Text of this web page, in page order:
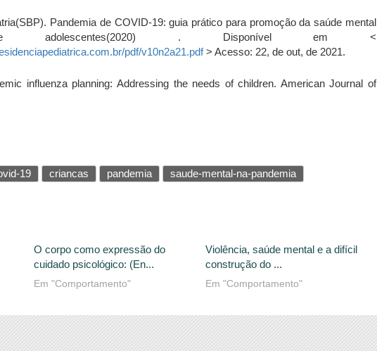
Pandemia de COVID-19: guia prático para promoção da saúde mental
. Disponível em <
pdf/v10n2a21.pdf> Acesso: 22, de out, de 2021.
influenza planning: Addressing the needs of children. American Journal of
19 criancas pandemia saude-mental-na-pandemia
O corpo como expressão do
cuidado psicológico: (En...
Em "Comportamento"
Violência, saúde mental e a difícil
construção do ...
Em "Comportamento"